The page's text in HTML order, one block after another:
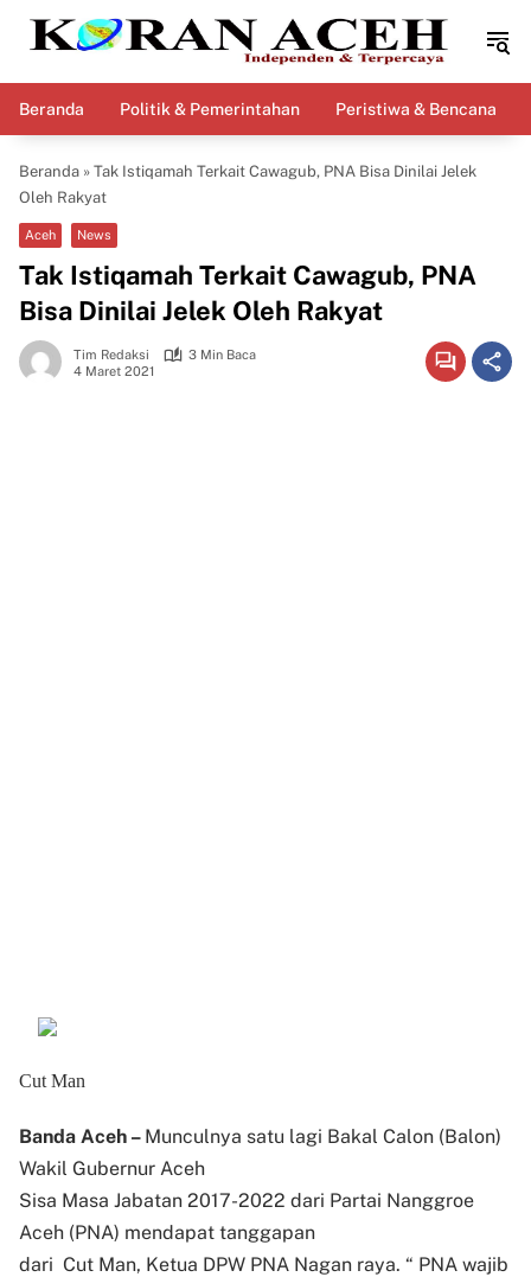
Beranda Politik & Pemerintahan Peristiwa & Bencana
Beranda » Tak Istiqamah Terkait Cawagub, PNA Bisa Dinilai Jelek
Oleh Rakyat
Aceh News
Tak Istiqamah Terkait Cawagub, PNA
Bisa Dinilai Jelek Oleh Rakyat
Tim Redaksi
3 Min Baca
4 Maret 2021
Cut Man
Banda Aceh – Munculnya satu lagi Bakal Calon (Balon)
Wakil Gubernur Aceh
Sisa Masa Jabatan 2017-2022 dari Partai Nanggroe
Aceh (PNA) mendapat tanggapan
dari Cut Man, Ketua DPW PNA Nagan raya. “ PNA wajib